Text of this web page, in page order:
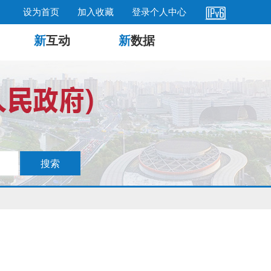
设为首页 加入收藏 登录个人中心
新互动 新数据